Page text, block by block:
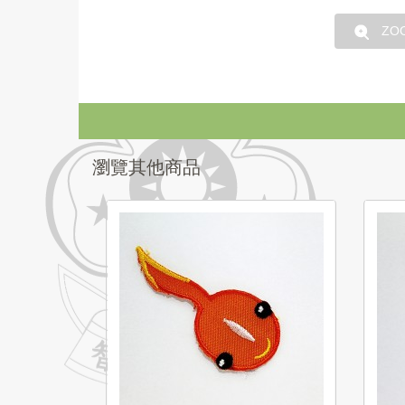
瀏覽其他商品